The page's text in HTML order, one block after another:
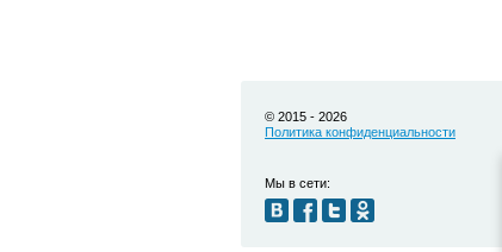
© 2015 - 2026
Политика конфиденциальности
Мы в сети: